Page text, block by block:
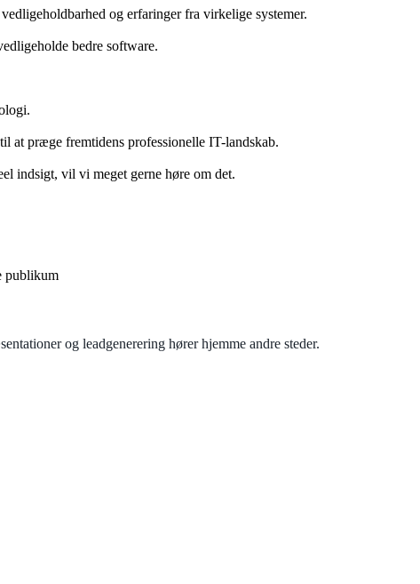
og erfaringer fra virkelige systemer.
bedre software.
at præge fremtidens professionelle IT-landskab.
indsigt, vil vi meget gerne høre om det.
publikum
og leadgenerering hører hjemme andre steder.